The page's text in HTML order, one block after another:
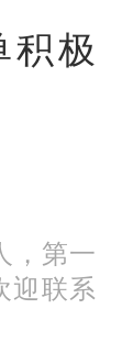
极
，第一
迎联系